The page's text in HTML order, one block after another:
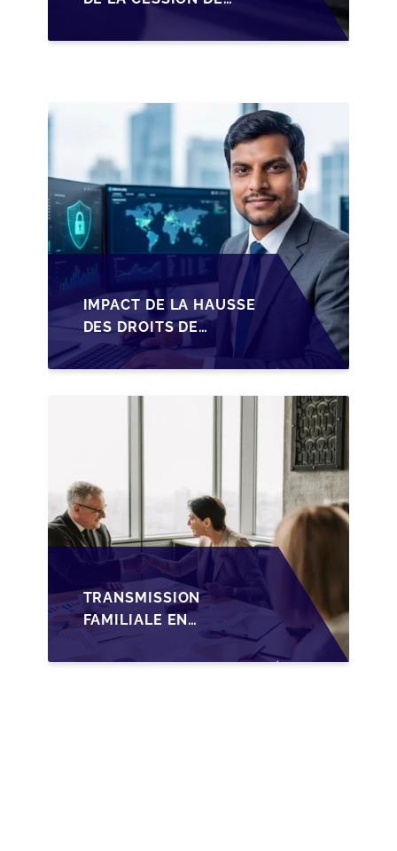
LES DIRIGEANTS DE
IMPACT DE LA HAUSSE
DES DROITS DE
SUCCESSION EN
WALLONIE SUR LA
TRANSMISSION
TRANSMISSION
FAMILIALE EN
WALLONIE :
NOUVELLES